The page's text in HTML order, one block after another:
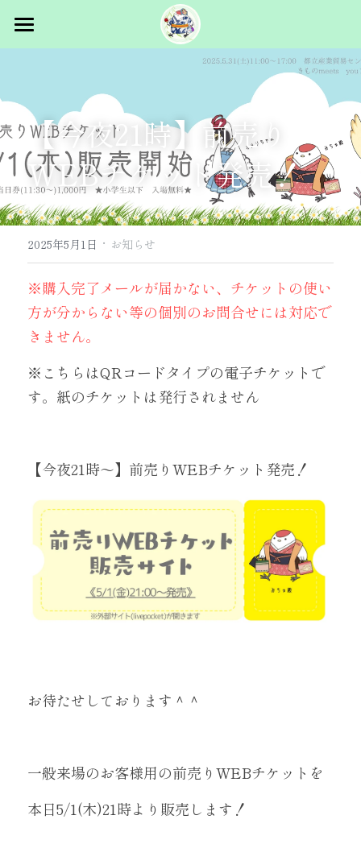
トップ
イベント概要
主催者挨拶
スタッフ募集
出展者向け
マルシェ出展
パフォーマンス出展
過去ログ
2025.5.31 vol.1 in浅草
2026.1.24 vol.2 浜松町
2026.5.23-24 vol.3 浅草
コラム
お問合せ
【今夜21時】前売り
WEBチケット発売！
2025年5月1日 · お知らせ
※購入完了メールが届かない、チケットの使い
方が分からない等の個別のお問合せには対応で
きません。
※こちらはQRコードタイプの電子チケットで
す。紙のチケットは発行されません
【今夜21時～】前売りWEBチケット発売！
お待たせしております＾＾
一般来場のお客様用の前売りWEBチケットを
本日5/1(木)21時より販売します！